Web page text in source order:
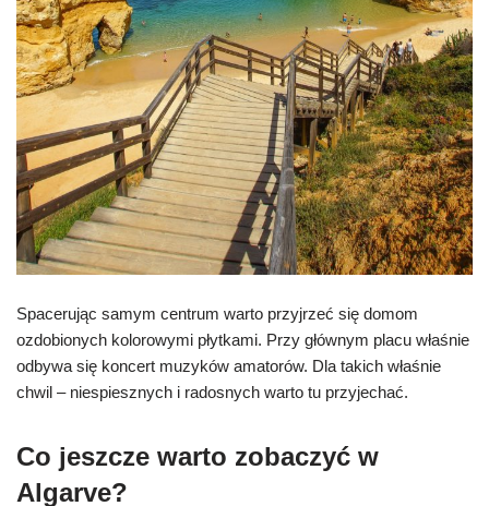
Spacerując samym centrum warto przyjrzeć się domom
ozdobionych kolorowymi płytkami. Przy głównym placu właśnie
odbywa się koncert muzyków amatorów. Dla takich właśnie
chwil – niespiesznych i radosnych warto tu przyjechać.
Co jeszcze warto zobaczyć w
Algarve?